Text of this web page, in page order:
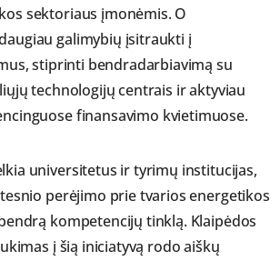
sektoriaus įmonėmis. O
galimybių įsitraukti į
stiprinti bendradarbiavimą su
technologijų centrais ir aktyviau
finansavimo kvietimuose.
universitetus ir tyrimų institucijas,
perėjimo prie tvarios energetikos
kompetencijų tinklą. Klaipėdos
į šią iniciatyvą rodo aiškų